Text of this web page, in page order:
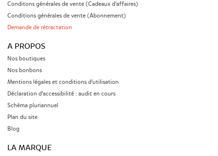
Conditons générales de vente (Cadeaux d'affaires)
Conditions générales de vente (Abonnement)
Demande de rétractation
A PROPOS
Nos boutiques
Nos bonbons
Mentions légales et conditions d'utilisation
Déclaration d'accessibilité : audit en cours
Schéma pluriannuel
Plan du site
Blog
LA MARQUE